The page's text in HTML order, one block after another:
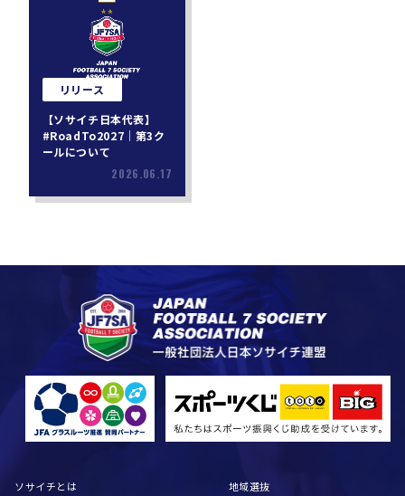
リリース
【ソサイチ日本代表】
#RoadTo2027｜第3ク
ールについて
2026.06.17
ソサイチとは 地域選抜